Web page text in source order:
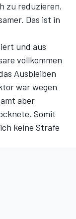
zu reduzieren.
Das ist in
und aus
vollkommen
Ausbleiben
war wegen
aber
Somit
keine Strafe